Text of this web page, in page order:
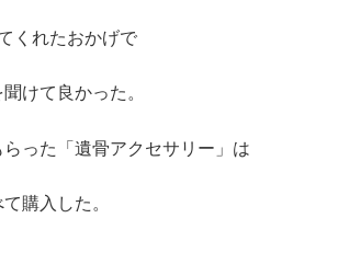
くれたおかげで
けて良かった。
った「遺骨アクセサリー」は
購入した。